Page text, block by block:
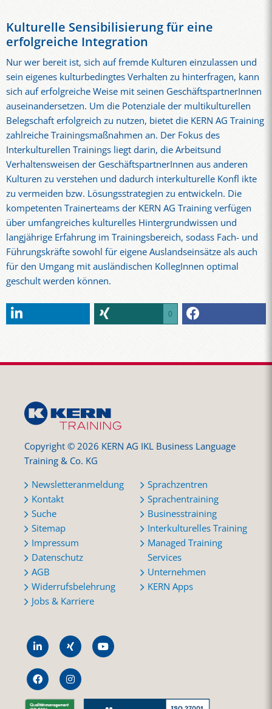
Kulturelle Sensibilisierung für eine
erfolgreiche Integration
Nur wer bereit ist, sich auf fremde Kulturen einzulassen und
sein eigenes kulturbedingtes Verhalten zu hinterfragen, kann
sich auf erfolgreiche Weise mit seinen GeschäftspartnerInnen
auseinandersetzen. Um die Potenziale der multikulturellen
Belegschaft erfolgreich zu nutzen, bietet die KERN AG Training
zahlreiche Trainingsmaßnahmen an. Der Fokus des
Interkulturellen Trainings liegt darin, die Arbeitsund
Verhaltensweisen der GeschäftspartnerInnen aus anderen
Kulturen zu verstehen und dadurch interkulturelle Konfl ikte
zu vermeiden bzw. Lösungsstrategien zu entwickeln. Die
kompetenten Trainerteams der KERN AG Training verfügen
über umfangreiches kulturelles Hintergrundwissen und
langjährige Erfahrung im Trainingsbereich, sodass Fach- und
Führungskräfte sowohl für eigene Auslandseinsätze als auch
für den Umgang mit ausländischen KollegInnen optimal
geschult werden können.
0
Copyright © 2026 KERN AG IKL Business Language
Training & Co. KG
Newsletteranmeldung
Kontakt
Suche
Sitemap
Impressum
Datenschutz
AGB
Widerrufsbelehrung
Jobs & Karriere
Sprachzentren
Sprachentraining
Businesstraining
Interkulturelles Training
Managed Training
Services
Unternehmen
KERN Apps